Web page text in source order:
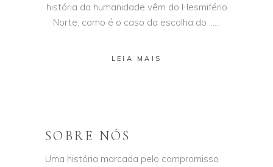
história da humanidade vêm do Hesmifério
Norte, como é o caso da escolha do …
LEIA MAIS
SOBRE NÓS
Uma história marcada pelo compromisso